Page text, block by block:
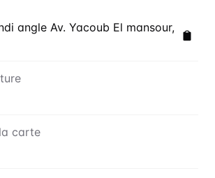
angle Av. Yacoub El mansour,
carte